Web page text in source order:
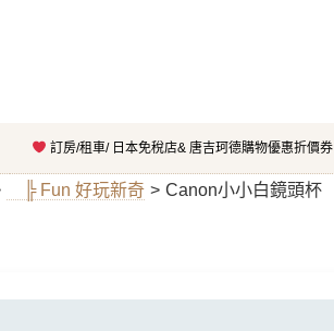
訂房/租車/ 日本免稅店& 唐吉珂德購物優惠折價券
╠ Fun 好玩新奇 > Canon小小白鏡頭杯